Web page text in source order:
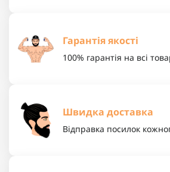
Гарантія якості
100% гарантія на всі
Швидка доставка
Відправка посилок